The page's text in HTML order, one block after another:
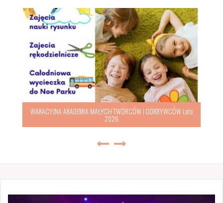
WAKACYJNA AKADEMIA MAŁYCH TWÓRCÓW I ODKRYWCÓW Lato
2026